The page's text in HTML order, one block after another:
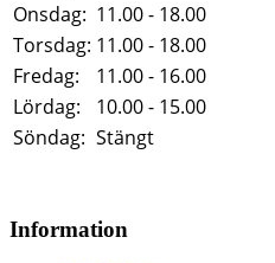
Onsdag: 11.00 - 18.00
Torsdag: 11.00 - 18.00
Fredag:
11.00 - 16.00
Lördag:
10.00 - 15.00
Söndag: Stängt
Information